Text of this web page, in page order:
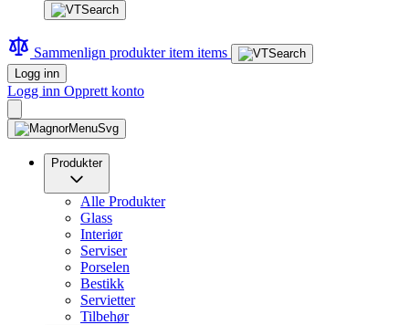
Sammenlign produkteritem items
Logg inn
Logg inn Opprett konto
Produkter
Alle Produkter
Glass
Interiør
Serviser
Porselen
Bestikk
Servietter
Tilbehør